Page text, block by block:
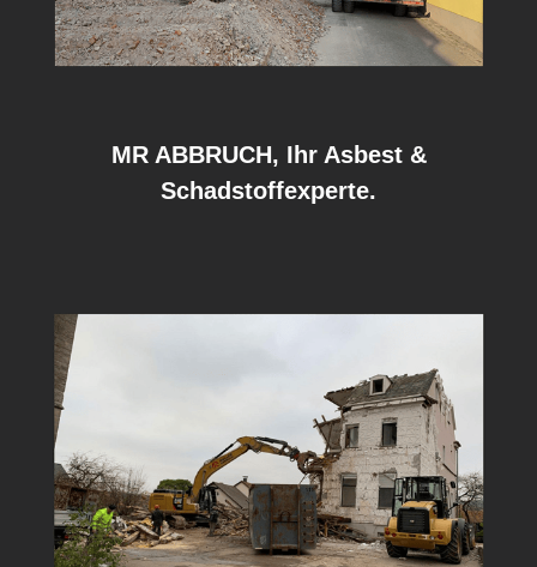
MR ABBRUCH, Ihr Asbest &
Schadstoffexperte.